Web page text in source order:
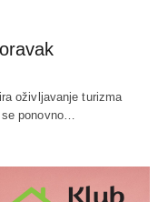
oživljavanje turizma
se ponovno…